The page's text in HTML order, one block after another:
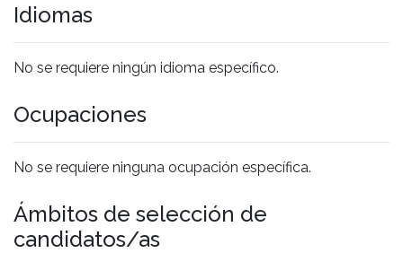
Idiomas
No se requiere ningún idioma específico.
Ocupaciones
No se requiere ninguna ocupación específica.
Ámbitos de selección de
candidatos/as